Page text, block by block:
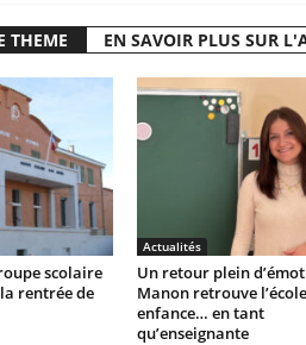
THEME EN SAVOIR PLUS SUR
scolaire
rentrée de
Actualités
Un retour plein
Manon retrouve
enfance… en tant
qu’enseignante